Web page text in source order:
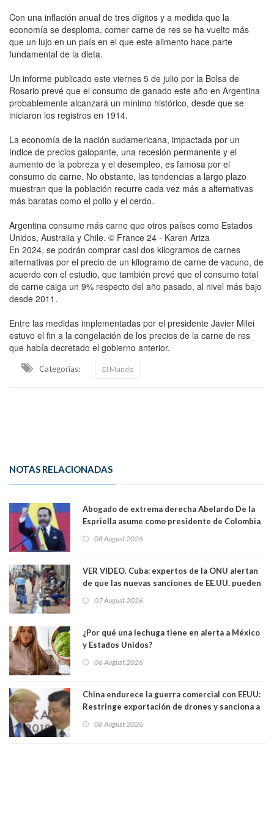
Con una inflación anual de tres dígitos y a medida que la
economía se desploma, comer carne de res se ha vuelto más
que un lujo en un país en el que este alimento hace parte
fundamental de la dieta.
Un informe publicado este viernes 5 de julio por la Bolsa de
Rosario prevé que el consumo de ganado este año en Argentina
probablemente alcanzará un mínimo histórico, desde que se
iniciaron los registros en 1914.
La economía de la nación sudamericana, impactada por un
índice de precios galopante, una recesión permanente y el
aumento de la pobreza y el desempleo, es famosa por el
consumo de carne. No obstante, las tendencias a largo plazo
muestran que la población recurre cada vez más a alternativas
más baratas como el pollo y el cerdo.
Argentina consume más carne que otros países como Estados
Unidos, Australia y Chile. © France 24 - Karen Ariza
En 2024, se podrán comprar casi dos kilogramos de carnes
alternativas por el precio de un kilogramo de carne de vacuno, de
acuerdo con el estudio, que también prevé que el consumo total
de carne caiga un 9% respecto del año pasado, al nivel más bajo
desde 2011.
Entre las medidas implementadas por el presidente Javier Milei
estuvo el fin a la congelación de los precios de la carne de res
que había decretado el gobierno anterior.
Categorias: El Mundo
NOTAS RELACIONADAS
Abogado de extrema derecha Abelardo De la
Espriella asume como presidente de Colombia
08 August 2026
VER VIDEO. Cuba: expertos de la ONU alertan
de que las nuevas sanciones de EE.UU. pueden
07 August 2026
¿Por qué una lechuga tiene en alerta a México
y Estados Unidos?
06 August 2026
China endurece la guerra comercial con EEUU:
Restringe exportación de drones y sanciona a
06 August 2026